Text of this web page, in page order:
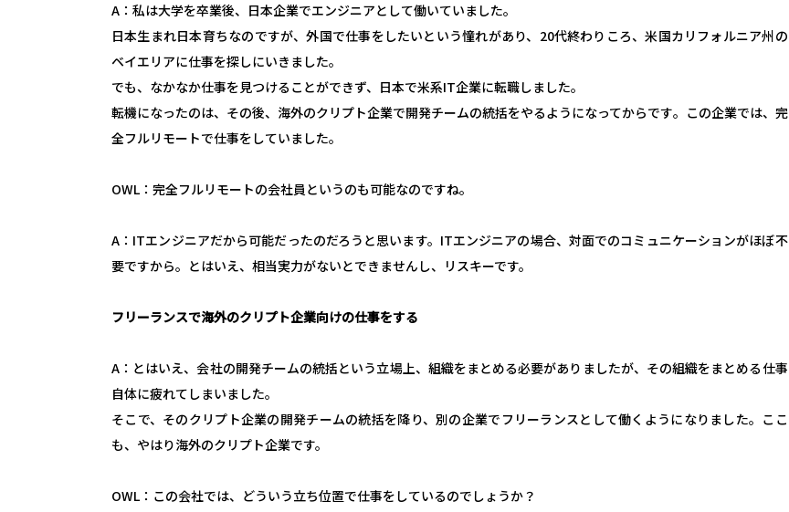
A：私は大学を卒業後、日本企業でエンジニアとして働いていました。
日本生まれ日本育ちなのですが、外国で仕事をしたいという憧れがあり、20代終わりころ、米国カリフォルニア州の
ベイエリアに仕事を探しにいきました。
でも、なかなか仕事を見つけることができず、日本で米系IT企業に転職しました。
転機になったのは、その後、海外のクリプト企業で開発チームの統括をやるようになってからです。この企業では、完
全フルリモートで仕事をしていました。
OWL：完全フルリモートの会社員というのも可能なのですね。
A：ITエンジニアだから可能だったのだろうと思います。ITエンジニアの場合、対面でのコミュニケーションがほぼ不
要ですから。とはいえ、相当実力がないとできませんし、リスキーです。
フリーランスで海外のクリプト企業向けの仕事をする
A：とはいえ、会社の開発チームの統括という立場上、組織をまとめる必要がありましたが、その組織をまとめる仕事
自体に疲れてしまいました。
そこで、そのクリプト企業の開発チームの統括を降り、別の企業でフリーランスとして働くようになりました。ここ
も、やはり海外のクリプト企業です。
OWL：この会社では、どういう立ち位置で仕事をしているのでしょうか？